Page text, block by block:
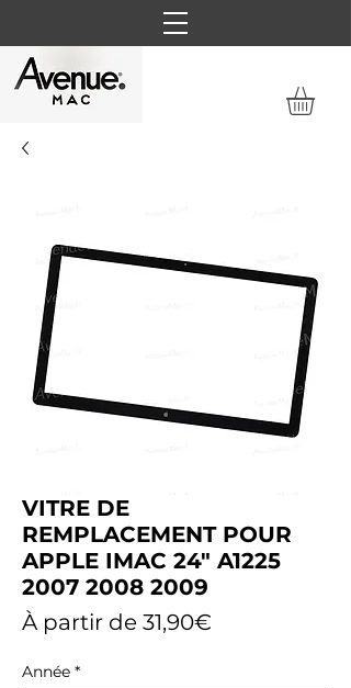
VITRE DE
REMPLACEMENT POUR
APPLE IMAC 24" A1225
2007 2008 2009
À partir de 31,90€
Année *